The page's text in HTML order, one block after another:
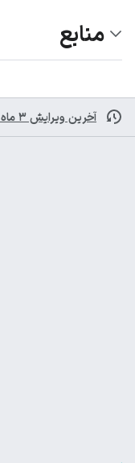
منابع
آخرین ویرایش ۳ ماه پیش